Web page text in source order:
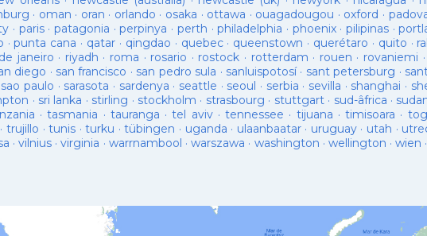
· oman · oran · orlando · osaka · ottawa · ouagadougou · oxford ·
· paris· patagonia ·perpinya · perth ·philadelphia · phoenix·pilipinas ·
·punta cana · qatar · qingdao · quebec· queenstown · querétaro · quito ·
janeiro · riyadh · roma · rosario · rostock · rotterdam · rouen · rovaniemi ·
diego · san francisco · san pedro sula · sanluispotosí· sant petersburg ·
sao paulo · sarasota · sardenya · seattle · seoul · serbia · sevilla · shanghai ·
· sri lanka · stirling · stockholm · strasbourg · stuttgart· sud-âfrica ·
·tasmania · tauranga ·tel aviv·tennessee · tijuana ·timisoara ·
trujillo ·tunis ·turku ·tübingen · uganda · ulaanbaatar· uruguay· utah ·
· vilnius·virginia · warrnambool ·warszawa · washington · wellington ·wien ·